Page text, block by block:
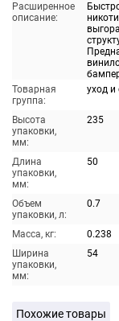
Расширенное
описание:
Товарная
группа:
уход и
Высота
упаковки,
мм:
235
Длина
упаковки,
мм:
50
Объем
упаковки, л:
0.7
Масса, кг:
0.238
Ширина
упаковки,
мм:
54
Похожие товары